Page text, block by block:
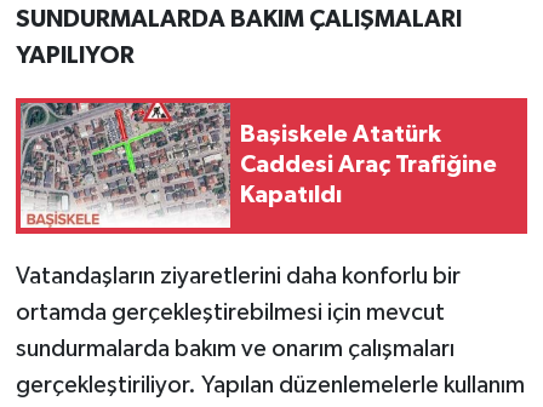
SUNDURMALARDA BAKIM ÇALIŞMALARI
YAPILIYOR
Başiskele Atatürk
Caddesi Araç Trafiğine
Kapatıldı
Vatandaşların ziyaretlerini daha konforlu bir
ortamda gerçekleştirebilmesi için mevcut
sundurmalarda bakım ve onarım çalışmaları
gerçekleştiriliyor. Yapılan düzenlemelerle kullanım